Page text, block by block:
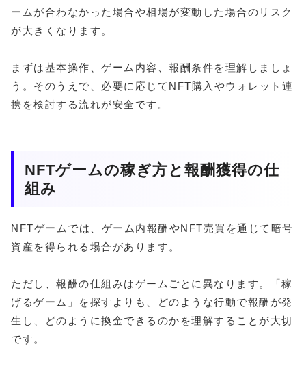
ームが合わなかった場合や相場が変動した場合のリスク
が大きくなります。
まずは基本操作、ゲーム内容、報酬条件を理解しましょ
う。そのうえで、必要に応じてNFT購入やウォレット連
携を検討する流れが安全です。
NFTゲームの稼ぎ方と報酬獲得の仕
組み
NFTゲームでは、ゲーム内報酬やNFT売買を通じて暗号
資産を得られる場合があります。
ただし、報酬の仕組みはゲームごとに異なります。「稼
げるゲーム」を探すよりも、どのような行動で報酬が発
生し、どのように換金できるのかを理解することが大切
です。